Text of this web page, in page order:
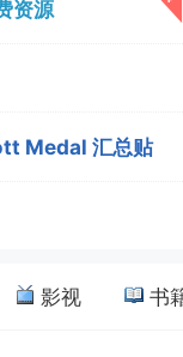
资源
Medal 汇总贴
影视 书